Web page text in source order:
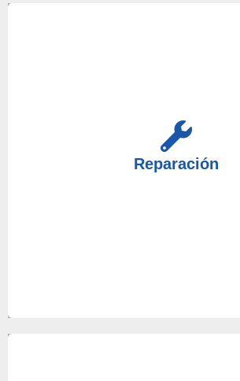
Reparación
Para el cuidado de su Caldera,
Aire Acondicionado, nuestro
Morón de la Frontera acudirá a